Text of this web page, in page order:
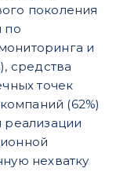
поколения
по
и
средства
точек
(62%)
реализации
нехватку